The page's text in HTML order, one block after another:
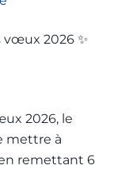
2026 ✨
2026, le
mettre à
remettant 6